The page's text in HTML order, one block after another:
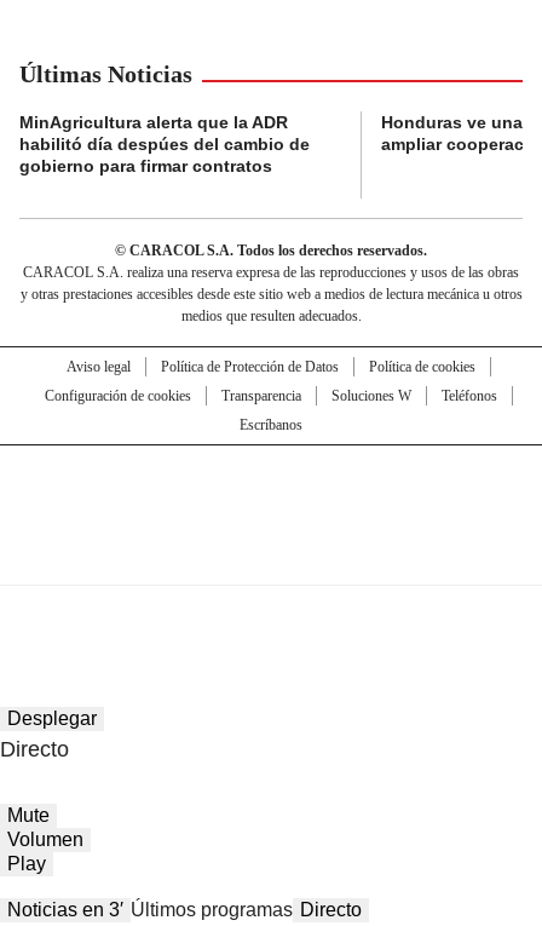
Últimas Noticias
MinAgricultura alerta que la ADR
habilitó día despúes del cambio de
gobierno para firmar contratos
Honduras ve una
ampliar
© CARACOL S.A. Todos los derechos reservados.
CARACOL S.A. realiza una reserva expresa de las reproducciones y usos de las obras
y otras prestaciones accesibles desde este sitio web a medios de lectura mecánica u otros
medios que resulten adecuados.
Aviso legal Política de Protección de Datos
Política de cookies
Configuración de cookies
Transparencia Soluciones W
Teléfonos
Escríbanos
Desplegar
Directo
Mute
Volumen
Play
Noticias en 3′ Últimos programas Directo